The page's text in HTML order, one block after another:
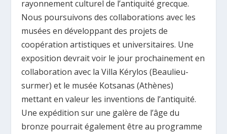
rayonnement culturel de l’antiquité grecque.
Nous poursuivons des collaborations avec les
musées en développant des projets de
coopération artistiques et universitaires. Une
exposition devrait voir le jour prochainement en
collaboration avec la Villa Kérylos (Beaulieu-
surmer) et le musée Kotsanas (Athènes)
mettant en valeur les inventions de l’antiquité.
Une expédition sur une galère de l’âge du
bronze pourrait également être au programme